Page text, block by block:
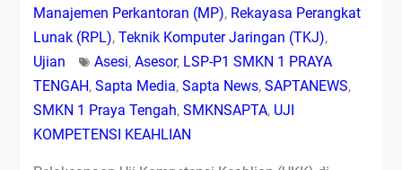
Manajemen Perkantoran (MP), Rekayasa Perangkat
Lunak (RPL), Teknik Komputer Jaringan (TKJ),
Ujian
Asesi, Asesor, LSP-P1 SMKN 1 PRAYA
TENGAH, Sapta Media, Sapta News, SAPTANEWS,
SMKN 1 Praya Tengah, SMKNSAPTA, UJI
KOMPETENSI KEAHLIAN